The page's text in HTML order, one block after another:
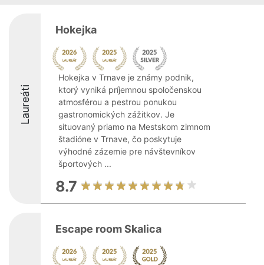
Laureáti
Hokejka
Hokejka v Trnave je známy podnik,
ktorý vyniká príjemnou spoločenskou
atmosférou a pestrou ponukou
gastronomických zážitkov. Je
situovaný priamo na Mestskom zimnom
štadióne v Trnave, čo poskytuje
výhodné zázemie pre návštevníkov
športových ...
8.7
Escape room Skalica